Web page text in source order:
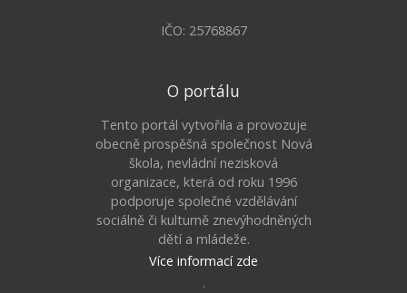
IČO: 25768867
O portálu
Tento portál vytvořila a provozuje
obecně prospěšná společnost Nová
škola, nevládní nezisková
organizace, která od roku 1996
podporuje společné vzdělávání
sociálně či kulturně znevýhodněných
dětí a mládeže.
Více informací zde
.